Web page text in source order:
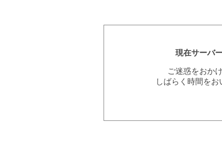
現在サーバ
ご迷惑をおか
しばらく時間を